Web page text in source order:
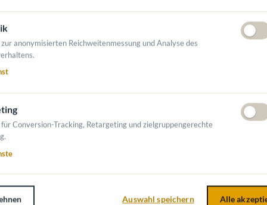
2026, 9-17 Uhr
2026, 9-16 Uhr
Geschäftsbedingungen (AGB)
anonymisierten Reichweitenmessung und Analyse des
Conversion-Tracking, Retargeting und zielgruppengerechte
Auswahl speichern Alle